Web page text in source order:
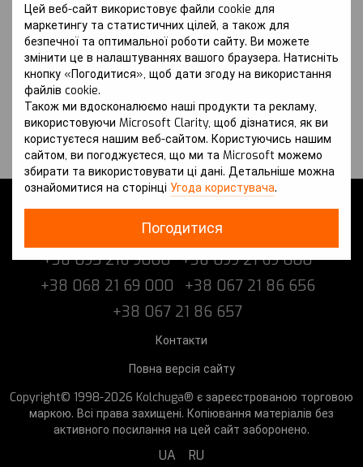
Цей веб-сайт використовує файли cookie для
маркетингу та статистичних цілей, а також для
безпечної та оптимальної роботи сайту. Ви можете
змінити це в налаштуваннях вашого браузера. Натисніть
кнопку «Погодитися», щоб дати згоду на використання
файлів cookie.
Також ми вдосконалюємо наші продукти та рекламу,
використовуючи Microsoft Clarity, щоб дізнатися, як ви
користуєтеся нашим веб-сайтом. Користуючись нашим
сайтом, ви погоджуєтеся, що ми та Microsoft можемо
збирати та використовувати ці дані. Детальніше можна
ознайомитися на сторінці Угода користувача.
Погодитися
+38 073 216 9000 (багатоканальний)
+38 044 36 36 911 (багатоканальний)
+38 095 216 9000 +38 099 21 69 000
+38 068 21 69 000
+38 067 21 86 656
+38 067 21 86 657
Контакти
Повна версія сайту
Copyright© 1998-2026 Kolchuga® є зареєстрованою торговою
маркою. Всі права захищені. Копіювання матеріалів без
активного посилання на цей сайт заборонено.
UA RU